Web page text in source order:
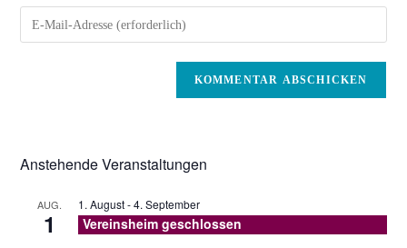
Namen
oder
Gib
deine
Anstehende Veranstaltungen
AUG.
1
1. August-4. September
Vereinsheim geschlossen